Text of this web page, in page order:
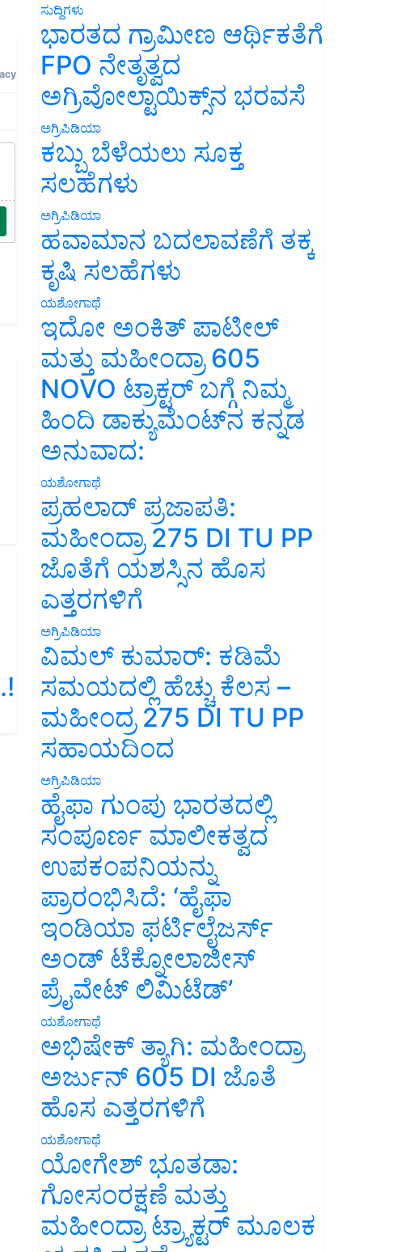
ಸುದ್ದಿಗಳು
ಭಾರತದ ಗ್ರಾಮೀಣ ಆರ್ಥಿಕತೆಗೆ
FPO ನೇತೃತ್ವದ
ಅಗ್ರಿವೋಲ್ಟಾಯಿಕ್ಸ್‌ನ ಭರವಸೆ
ಅಗ್ರಿಪಿಡಿಯಾ
ಕಬ್ಬು ಬೆಳೆಯಲು ಸೂಕ್ತ
ಸಲಹೆಗಳು
ಅಗ್ರಿಪಿಡಿಯಾ
ಹವಾಮಾನ ಬದಲಾವಣೆಗೆ ತಕ್ಕ
ಕೃಷಿ ಸಲಹೆಗಳು
ಯಶೋಗಾಥೆ
ಇದೋ ಅಂಕಿತ್ ಪಾಟೀಲ್
ಮತ್ತು ಮಹೀಂದ್ರಾ 605
NOVO ಟ್ರಾಕ್ಟರ್ ಬಗ್ಗೆ ನಿಮ್ಮ
ಹಿಂದಿ ಡಾಕ್ಯುಮೆಂಟ್‌ನ ಕನ್ನಡ
ಅನುವಾದ:
ಯಶೋಗಾಥೆ
ಪ್ರಹಲಾದ್ ಪ್ರಜಾಪತಿ:
ಮಹೀಂದ್ರಾ 275 DI TU PP
ಜೊತೆಗೆ ಯಶಸ್ಸಿನ ಹೊಸ
ಎತ್ತರಗಳಿಗೆ
ಅಗ್ರಿಪಿಡಿಯಾ
ವಿಮಲ್ ಕುಮಾರ್: ಕಡಿಮೆ
ಸಮಯದಲ್ಲಿ ಹೆಚ್ಚು ಕೆಲಸ –
ಮಹೀಂದ್ರ 275 DI TU PP
ಸಹಾಯದಿಂದ
ಅಗ್ರಿಪಿಡಿಯಾ
ಹೈಫಾ ಗುಂಪು ಭಾರತದಲ್ಲಿ
ಸಂಪೂರ್ಣ ಮಾಲೀಕತ್ವದ
ಉಪಕಂಪನಿಯನ್ನು
ಪ್ರಾರಂಭಿಸಿದೆ: ‘ಹೈಫಾ
ಇಂಡಿಯಾ ಫರ್ಟಿಲೈಜರ್ಸ್
ಅಂಡ್ ಟೆಕ್ನೋಲಾಜೀಸ್
ಪ್ರೈವೇಟ್ ಲಿಮಿಟೆಡ್’
ಯಶೋಗಾಥೆ
ಅಭಿಷೇಕ್ ತ್ಯಾಗಿ: ಮಹೀಂದ್ರಾ
ಅರ್ಜುನ್ 605 DI ಜೊತೆ
ಹೊಸ ಎತ್ತರಗಳಿಗೆ
ಯಶೋಗಾಥೆ
ಯೋಗೇಶ್ ಭೂತಡಾ:
ಗೋಸಂರಕ್ಷಣೆ ಮತ್ತು
ಮಹೀಂದ್ರಾ ಟ್ರ್ಯಾಕ್ಟರ್ ಮೂಲಕ